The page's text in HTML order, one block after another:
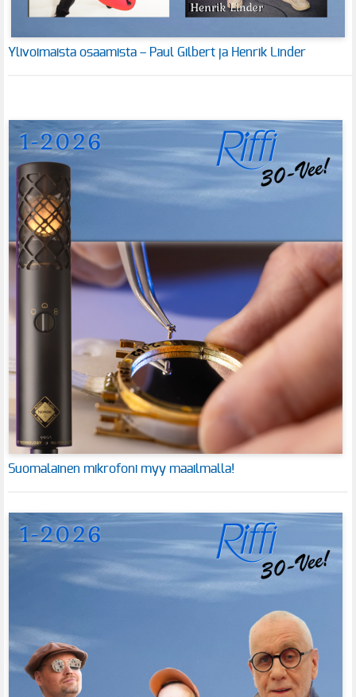
Ylivoimaista osaamista – Paul Gilbert ja Henrik Linder
Suomalainen mikrofoni myy maailmalla!